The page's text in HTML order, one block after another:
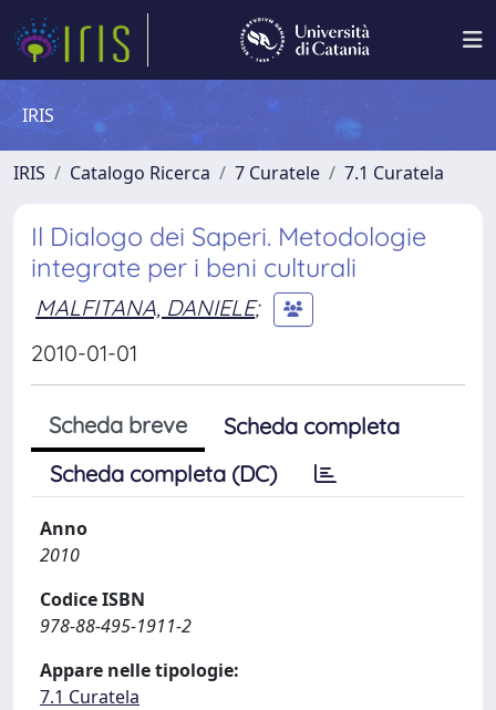
IRIS
IRIS Catalogo Ricerca 7 Curatele 7.1 Curatela
Il Dialogo dei Saperi. Metodologie
integrate per i beni culturali
MALFITANA, DANIELE;
2010-01-01
Scheda breve
Scheda completa
Scheda completa (DC)
Anno
2010
Codice ISBN
978-88-495-1911-2
Appare nelle tipologie:
7.1 Curatela